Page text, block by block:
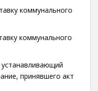
коммунального
коммунального
принявшего акт